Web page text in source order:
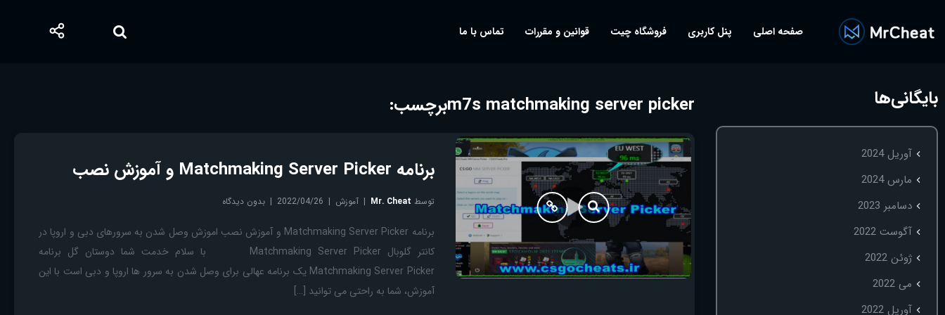
صفحه اصلی پنل کاربری فروشگاه چیت قوانین و مقررات تماس با ما
بایگانی‌ها
آوریل 2024
مارس 2024
دسامبر 2023
آگوست 2022
ژوئن 2022
می 2022
آوریل 2022
برچسب:m7s matchmaking server picker
برنامه Matchmaking Server Picker و آموزش نصب
توسط Mr. Cheat آموزش 2022/04/26 بدون دیدگاه
برنامه Matchmaking Server Picker و آموزش نصب اموزش وصل شدن به سرورهای دبی و اروپا در
کانتر گلوبال Matchmaking Server Picker با سلام خدمت شما دوستان گل برنامه
Matchmaking Server Picker یک برنامه عهالی برای وصل شدن به سرور ها اروپا و دبی است با این
آموزش، شما به راحتی می توانید […]